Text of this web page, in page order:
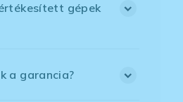
gépek
a garancia?